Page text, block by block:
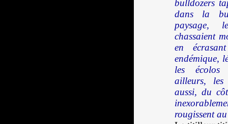
bulldozers
dans la
paysage,
chassaient
en
endémique,
les écolos
ailleurs,
aussi, du
rougissent